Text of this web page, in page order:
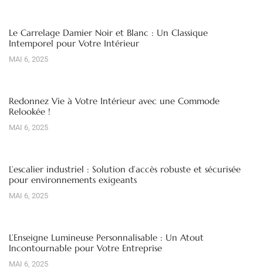
Le Carrelage Damier Noir et Blanc : Un Classique
Intemporel pour Votre Intérieur
MAI 6, 2025
Redonnez Vie à Votre Intérieur avec une Commode
Relookée !
MAI 6, 2025
L’escalier industriel : Solution d’accès robuste et sécurisée
pour environnements exigeants
MAI 6, 2025
L’Enseigne Lumineuse Personnalisable : Un Atout
Incontournable pour Votre Entreprise
MAI 6, 2025